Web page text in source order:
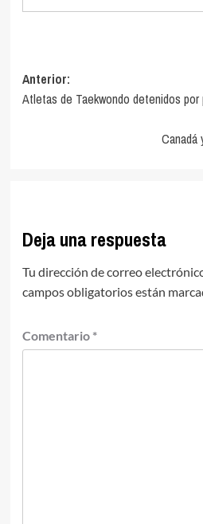
Navegación
de
Anterior:
Atletas de Taekwondo detenidos
Canadá
Deja una respuesta
Tu dirección de correo
campos obligatorios están
Comentario *